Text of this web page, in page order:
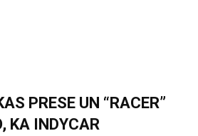
PRESE UN “RACER”
KA INDYCAR